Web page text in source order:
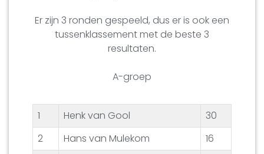
Er zijn 3 ronden gespeeld, dus er is ook een
tussenklassement met de beste 3
resultaten.
A-groep
1 Henk van Gool
30
2
Hans van Mulekom
16